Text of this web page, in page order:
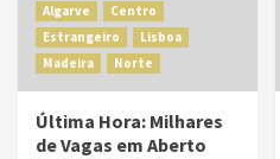
Algarve
Centro
Estrangeiro
Lisboa
Madeira
Norte
Última Hora: Milhares
de Vagas em Aberto